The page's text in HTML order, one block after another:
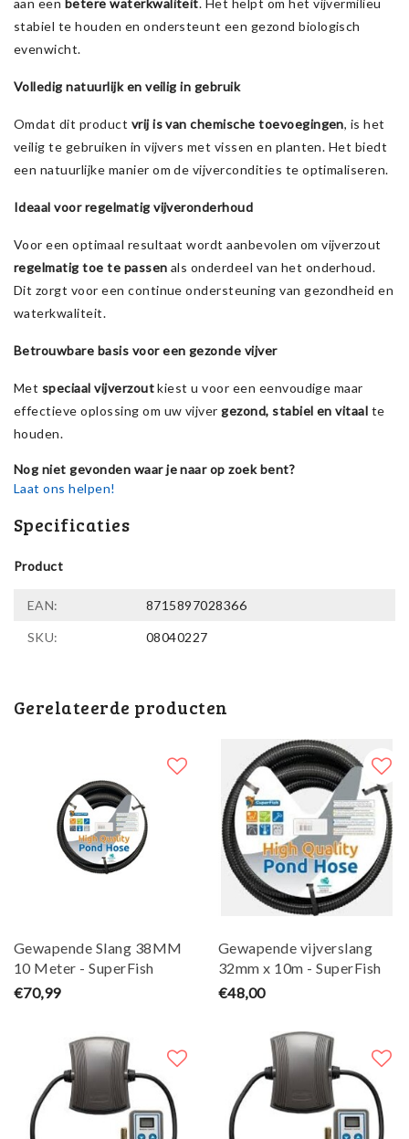
stabiel te houden en ondersteunt een gezond biologisch
evenwicht.
Volledig natuurlijk en veilig in gebruik
Omdat dit product vrij is van chemische toevoegingen, is het
veilig te gebruiken in vijvers met vissen en planten. Het biedt
een natuurlijke manier om de vijvercondities te optimaliseren.
Ideaal voor regelmatig vijveronderhoud
Voor een optimaal resultaat wordt aanbevolen om vijverzout
regelmatig toe te passen als onderdeel van het onderhoud.
Dit zorgt voor een continue ondersteuning van gezondheid en
waterkwaliteit.
Betrouwbare basis voor een gezonde vijver
Met speciaal vijverzoutkiest u voor een eenvoudige maar
effectieve oplossing om uw vijvergezond, stabiel en vitaal te
houden.
Nog niet gevonden waar je naar op zoek bent?
Laat ons helpen!
Specificaties
Product
EAN: 8715897028366
SKU: 08040227
Gerelateerde producten
Gewapende Slang 38MM
10 Meter - SuperFish
€70,99
Gewapende vijverslang
32mm x 10m - SuperFish
€48,00